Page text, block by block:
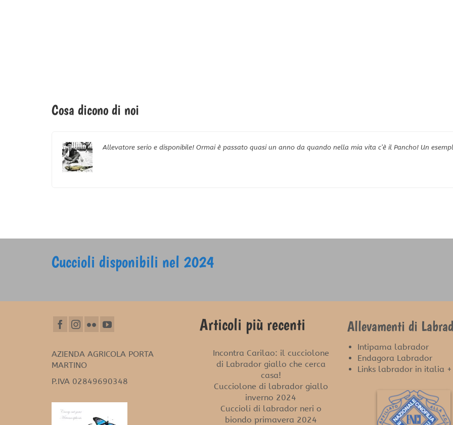
Cosa dicono di noi
Allevatore serio e disponibile! Ormai è passato quasi un anno da quando nella mia vita c’è il Pancho! Un
Cuccioli disponibili nel 2024
AZIENDA AGRICOLA PORTA
MARTINO
P.IVA 02849690348
Articoli più recenti
Incontra Carilao: il cucciolone
di Labrador giallo che cerca
casa!
Cucciolone di labrador giallo
inverno 2024
Cuccioli di labrador neri o
biondo primavera 2024
Allevamenti di
Intipama labrador
Endagora Labrador
Links labrador in italia +